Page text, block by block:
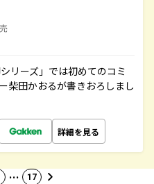
リーズ」では初めてのコミ
柴田かおるが書きおろしまし
詳細を見る
… 17